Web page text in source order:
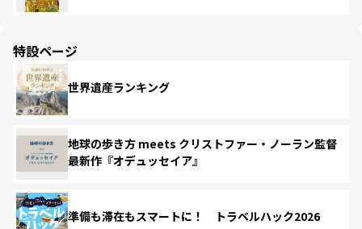
特設ページ
世界遺産ランキング
地球の歩き方 meets クリストファー・ノーラン監督
最新作『オデュッセイア』
準備も滞在もスマートに！ トラベルハック2026